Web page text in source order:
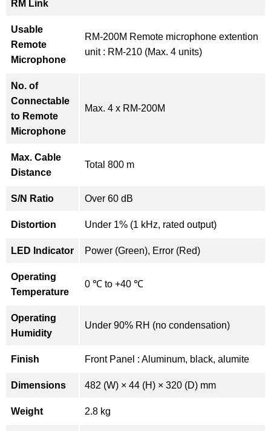
RM Link
Usable
Remote
Microphone
RM-200M Remote microphone extention
unit : RM-210 (Max. 4 units)
No. of
Connectable
to Remote
Microphone
Max. 4 x RM-200M
Max. Cable
Distance
Total 800 m
S/N Ratio Over 60 dB
Distortion Under 1% (1 kHz, rated output)
LED Indicator Power (Green), Error (Red)
Operating
Temperature
0 ℃ to +40 ℃
Operating
Humidity
Under 90% RH (no condensation)
Finish Front Panel : Aluminum, black, alumite
Dimensions 482 (W) × 44 (H) × 320 (D) mm
Weight 2.8 kg